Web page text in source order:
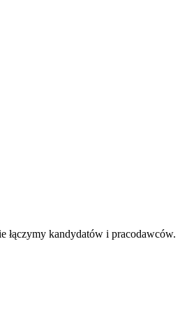
łączymy kandydatów i pracodawców.